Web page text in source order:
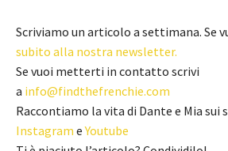
Scriviamo un articolo a settimana. Se
subito alla nostra newsletter.
Se vuoi metterti in contatto scrivi
a info@findthefrenchie.com
Raccontiamo la vita di Dante e Mia sui
Instagram eYoutube